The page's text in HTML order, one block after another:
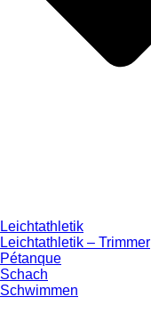
Leichtathletik
Leichtathletik – Trimmer
Pétanque
Schach
Schwimmen